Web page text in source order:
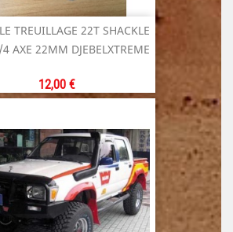
TREUILLAGE 22T SHACKLE
4 AXE 22MM DJEBELXTREME
Prix
12,00 €